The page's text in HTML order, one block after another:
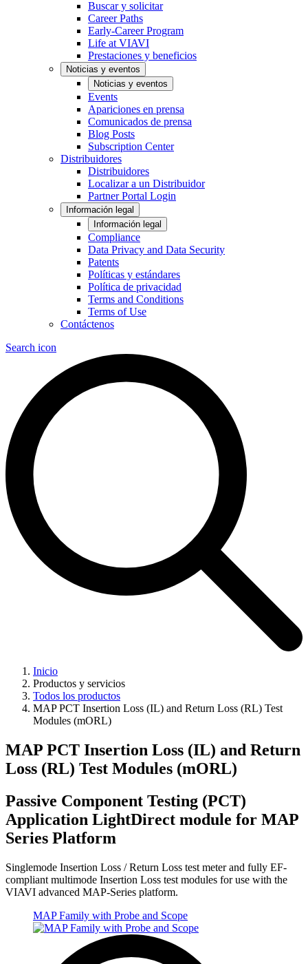
Buscar y solicitar
Career Paths
Early-Career Program
Life at VIAVI
Prestaciones y beneficios
Noticias y eventos
Noticias y eventos
Events
Apariciones en prensa
Comunicados de prensa
Blog Posts
Subscription Center
Distribuidores
Distribuidores
Localizar a un Distribuidor
Partner Portal Login
Información legal
Información legal
Compliance
Data Privacy and Data Security
Patents
Políticas y estándares
Política de privacidad
Terms and Conditions
Terms of Use
Contáctenos
Search icon
Inicio
Productos y servicios
Todos los productos
MAP PCT Insertion Loss (IL) and Return Loss (RL) Test
Modules (mORL)
MAP PCT Insertion Loss (IL) and Return
Loss (RL) Test Modules (mORL)
Passive Component Testing (PCT)
Application LightDirect module for MAP
Series Platform
Singlemode Insertion Loss / Return Loss test meter and fully EF-
compliant multimode Insertion Loss test modules for use with the
VIAVI advanced MAP-Series platform.
MAP Family with Probe and Scope